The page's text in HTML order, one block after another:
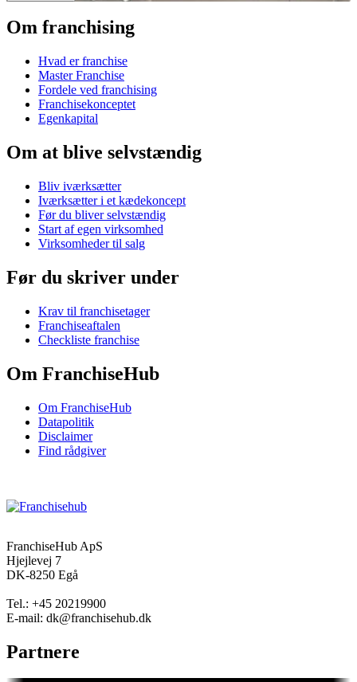
Om franchising
Hvad er franchise
Master Franchise
Fordele ved franchising
Franchisekonceptet
Egenkapital
Om at blive selvstændig
Bliv iværksætter
Iværksætter i et kædekoncept
Før du bliver selvstændig
Start af egen virksomhed
Virksomheder til salg
Før du skriver under
Krav til franchisetager
Franchiseaftalen
Checkliste franchise
Om FranchiseHub
Om FranchiseHub
Datapolitik
Disclaimer
Find rådgiver
FranchiseHub ApS
Hjejlevej 7
DK-8250 Egå
Tel.: +45 20219900
E-mail: dk@franchisehub.dk
Partnere